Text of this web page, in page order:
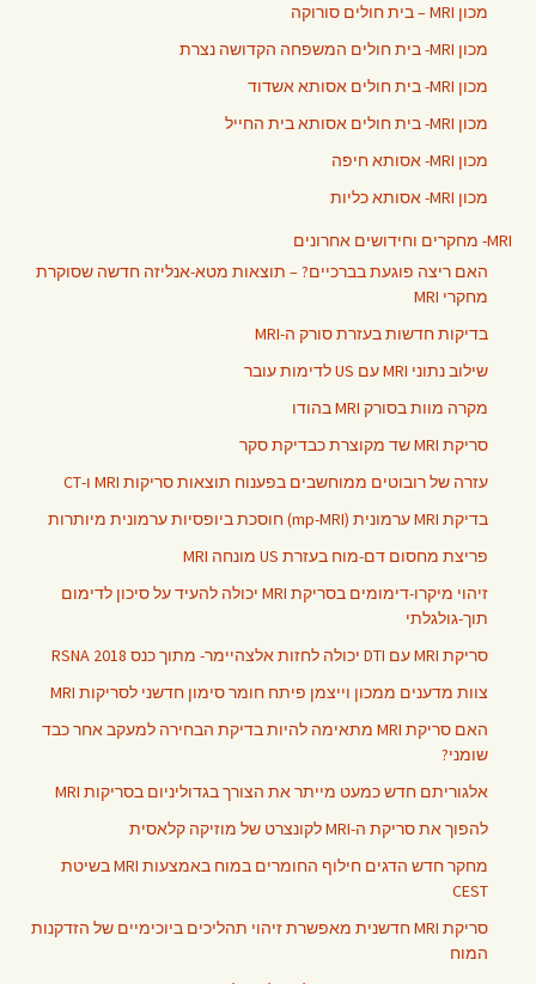
מכון MRI – בית חולים סורוקה
מכון MRI- בית חולים המשפחה הקדושה נצרת
מכון MRI- בית חולים אסותא אשדוד
מכון MRI- בית חולים אסותא בית החייל
מכון MRI- אסותא חיפה
מכון MRI- אסותא כליות
MRI- מחקרים וחידושים אחרונים
האם ריצה פוגעת בברכיים? – תוצאות מטא-אנליזה חדשה שסוקרת
מחקרי MRI
בדיקות חדשות בעזרת סורק ה-MRI
שילוב נתוני MRI עם US לדימות עובר
מקרה מוות בסורק MRI בהודו
סריקת MRI שד מקוצרת כבדיקת סקר
עזרה של רובוטים ממוחשבים בפענוח תוצאות סריקות MRI ו-CT
בדיקת MRI ערמונית (mp-MRI) חוסכת ביופסיות ערמונית מיותרות
פריצת מחסום דם-מוח בעזרת US מונחה MRI
זיהוי מיקרו-דימומים בסריקת MRI יכולה להעיד על סיכון לדימום
תוך-גולגלתי
סריקת MRI עם DTI יכולה לחזות אלצהיימר- מתוך כנס RSNA 2018
צוות מדענים ממכון וייצמן פיתח חומר סימון חדשני לסריקות MRI
האם סריקת MRI מתאימה להיות בדיקת הבחירה למעקב אחר כבד
שומני?
אלגוריתם חדש כמעט מייתר את הצורך בגדוליניום בסריקות MRI
להפוך את סריקת ה-MRI לקונצרט של מוזיקה קלאסית
מחקר חדש הדגים חילוף החומרים במוח באמצעות MRI בשיטת
CEST
סריקת MRI חדשנית מאפשרת זיהוי תהליכים ביוכימיים של הזדקנות
המוח